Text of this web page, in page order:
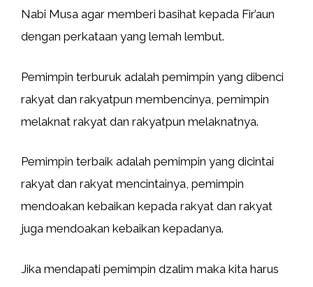
Nabi Musa agar memberi basihat kepada Fir’aun
dengan perkataan yang lemah lembut.
Pemimpin terburuk adalah pemimpin yang dibenci
rakyat dan rakyatpun membencinya, pemimpin
melaknat rakyat dan rakyatpun melaknatnya.
Pemimpin terbaik adalah pemimpin yang dicintai
rakyat dan rakyat mencintainya, pemimpin
mendoakan kebaikan kepada rakyat dan rakyat
juga mendoakan kebaikan kepadanya.
Jika mendapati pemimpin dzalim maka kita harus